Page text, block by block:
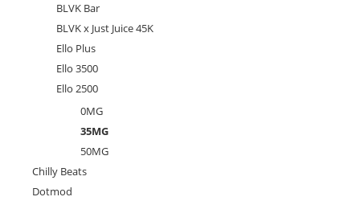
BLVK Bar
BLVK x Just Juice 45K
Ello Plus
Ello 3500
Ello 2500
0MG
35MG
50MG
Chilly Beats
Dotmod